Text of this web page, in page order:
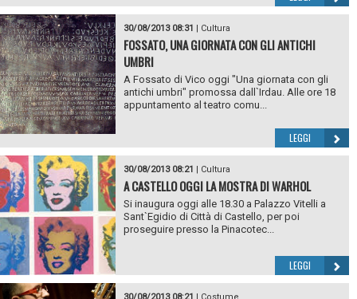
30/08/2013 08:31 | Cultura
FOSSATO, UNA GIORNATA CON GLI ANTICHI
UMBRI
A Fossato di Vico oggi "Una giornata con gli
antichi umbri" promossa dall`Irdau. Alle ore 18
appuntamento al teatro comu...
LEGGI
30/08/2013 08:21 | Cultura
A CASTELLO OGGI LA MOSTRA DI WARHOL
Si inaugura oggi alle 18.30 a Palazzo Vitelli a
Sant`Egidio di Città di Castello, per poi
proseguire presso la Pinacotec...
LEGGI
30/08/2013 08:21 | Costume